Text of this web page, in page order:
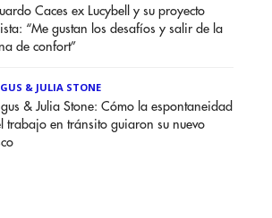
Caces ex Lucybell y su proyecto
“Me gustan los desafíos y salir de la
de confort”
& JULIA STONE
& Julia Stone: Cómo la espontaneidad
trabajo en tránsito guiaron su nuevo